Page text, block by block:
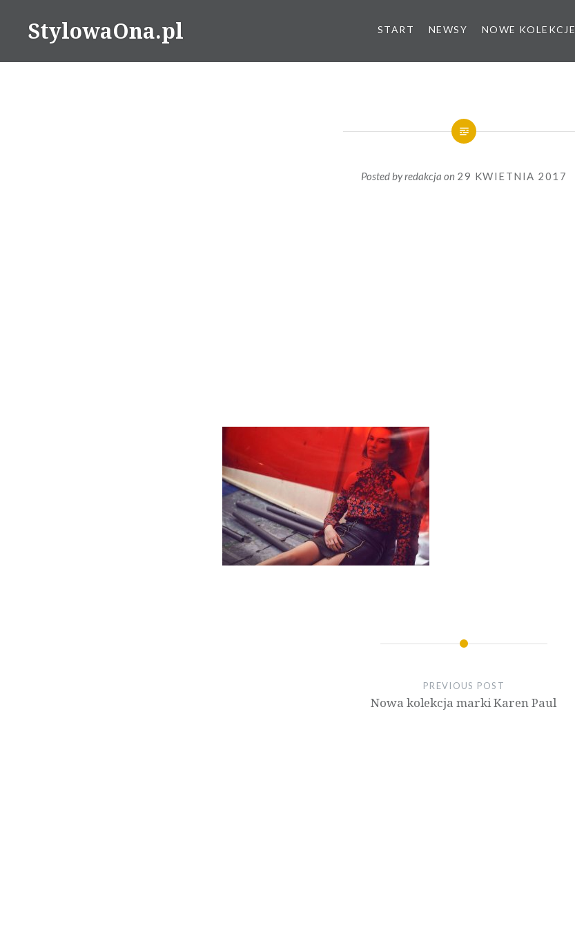
StylowaOna.pl START NEWSY NOWE KOLEKCJE
Posted byredakcja on 29 KWIETNIA 2017
PREVIOUS POST
Nowa kolekcja marki Karen Paul